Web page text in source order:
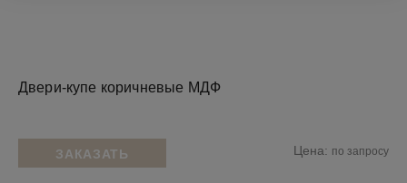
Двери-купе коричневые МДФ
ЗАКАЗАТЬ Цена: по запросу